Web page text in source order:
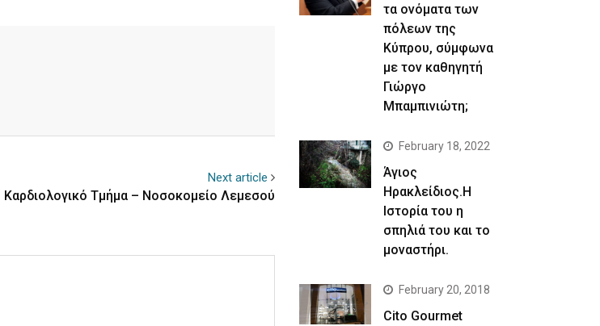
Next article
Καρδιολογικό Τμήμα – Νοσοκομείο Λεμεσού
τα ονόματα των
πόλεων της
Κύπρου, σύμφωνα
με τον καθηγητή
Γιώργο
Μπαμπινιώτη;
February 18, 2022
Άγιος
Ηρακλείδιος.Η
Ιστορία του η
σπηλιά του και το
μοναστήρι.
February 20, 2018
Cito Gourmet